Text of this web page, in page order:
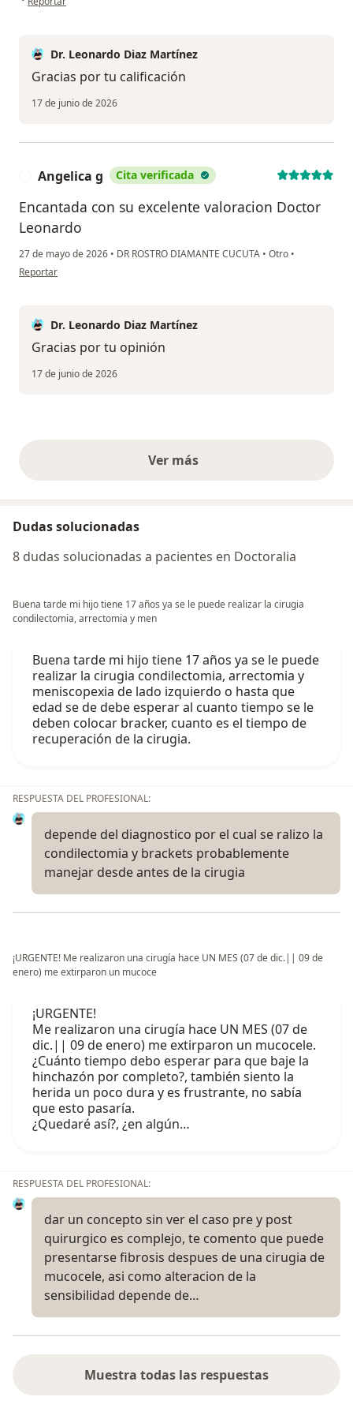
Dr. Leonardo Diaz Martínez
Gracias por tu calificación
17 de junio de 2026
Angelica g Cita verificada
Encantada con su excelente valoracion Doctor
Leonardo
27 de mayo de 2026 • DR ROSTRO DIAMANTE CUCUTA • Otro •
en opinión del usuario Angelica g
Reportar
Dr. Leonardo Diaz Martínez
Gracias por tu opinión
17 de junio de 2026
Ver másopiniones anteriores
Dudas solucionadas
8 dudas solucionadas a pacientes en Doctoralia
Buena tarde mi hijo tiene 17 años ya se le puede realizar la cirugia
condilectomia, arrectomia y men
Buena tarde mi hijo tiene 17 años ya se le puede
realizar la cirugia condilectomia, arrectomia y
meniscopexia de lado izquierdo o hasta que
edad se de debe esperar al cuanto tiempo se le
deben colocar bracker, cuanto es el tiempo de
recuperación de la cirugia.
RESPUESTA DEL PROFESIONAL:
depende del diagnostico por el cual se ralizo la
condilectomia y brackets probablemente
manejar desde antes de la cirugia
¡URGENTE! Me realizaron una cirugía hace UN MES (07 de dic.|| 09 de
enero) me extirparon un mucoce
¡URGENTE!
Me realizaron una cirugía hace UN MES (07 de
dic.|| 09 de enero) me extirparon un mucocele.
¿Cuánto tiempo debo esperar para que baje la
hinchazón por completo?, también siento la
herida un poco dura y es frustrante, no sabía
que esto pasaría.
¿Quedaré así?, ¿en algún…
RESPUESTA DEL PROFESIONAL:
dar un concepto sin ver el caso pre y post
quirurgico es complejo, te comento que puede
presentarse fibrosis despues de una cirugia de
mucocele, asi como alteracion de la
sensibilidad depende de…
Muestra todas las respuestas